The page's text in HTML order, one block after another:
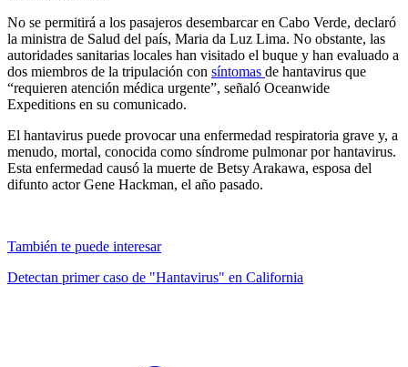
No se permitirá a los pasajeros desembarcar en Cabo Verde, declaró
la ministra de Salud del país, Maria da Luz Lima. No obstante, las
autoridades sanitarias locales han visitado el buque y han evaluado a
dos miembros de la tripulación con síntomas de hantavirus que
“requieren atención médica urgente”, señaló Oceanwide
Expeditions en su comunicado.
El hantavirus puede provocar una enfermedad respiratoria grave y, a
menudo, mortal, conocida como síndrome pulmonar por hantavirus.
Esta enfermedad causó la muerte de Betsy Arakawa, esposa del
difunto actor Gene Hackman, el año pasado.
También te puede interesar
Detectan primer caso de "Hantavirus" en California